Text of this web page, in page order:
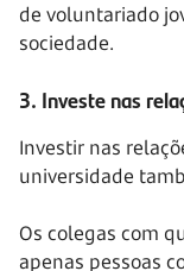
de voluntariado
sociedade.
3. Investe nas
Investir nas
universidade
Os colegas com
apenas pessoas